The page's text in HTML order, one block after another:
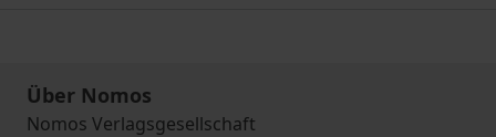
Über Nomos
Nomos Verlagsgesellschaft